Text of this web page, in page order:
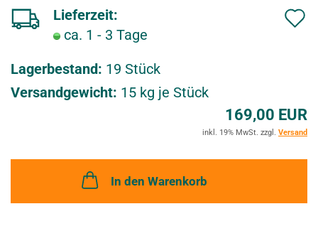
e
n
Lieferzeit:
ca. 1 - 3 Tage
Lagerbestand: 19 Stück
Versandgewicht: 15 kg je Stück
169,00 EUR
inkl. 19% MwSt. zzgl. Versand
In den Warenkorb